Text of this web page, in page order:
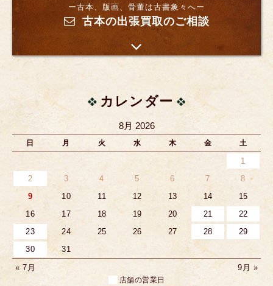
ー古本、版画、骨董は古書象々へー
古本の出張買取のご相談
カレンダー
8月 2026
日 月 火 水 木 金 土
1
2
3 4 5 6 7
8
9
10 11 12 13 14
15
16
17 18 19 20 21
22
23
24 25 26 27 28
29
30
31
« 7月
9月 »
店舗の営業日